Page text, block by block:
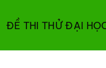
ĐỀ THI THỬ ĐẠI